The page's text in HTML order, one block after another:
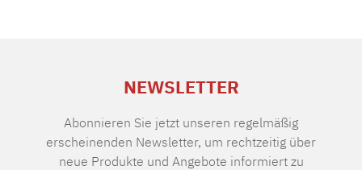
NEWSLETTER
Abonnieren Sie jetzt unseren regelmäßig
erscheinenden Newsletter, um rechtzeitig über
neue Produkte und Angebote informiert zu